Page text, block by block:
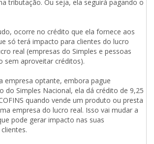
tributação. Ou seja, ela seguirá pagando o
ocorre no crédito que ela fornece aos
só terá impacto para clientes do lucro
real (empresas do Simples e pessoas
sem aproveitar créditos).
empresa optante, embora pague
do Simples Nacional, ela dá crédito de 9,25
quando vende um produto ou presta
empresa do lucro real. Isso vai mudar a
pode gerar impacto nas suas